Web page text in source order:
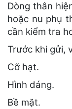
Dòng thân
hoặc nu phụ
cần kiểm tra
Trước khi gửi,
Cỡ hạt.
Hình dáng.
Bề mặt.